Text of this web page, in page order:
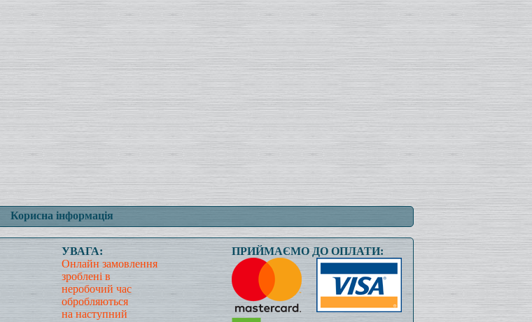
Корисна інформація
УВАГА:
Онлайн замовлення
зроблені в
неробочий час
обробляються
на наступний
ПРИЙМАЄМО ДО ОПЛАТИ: